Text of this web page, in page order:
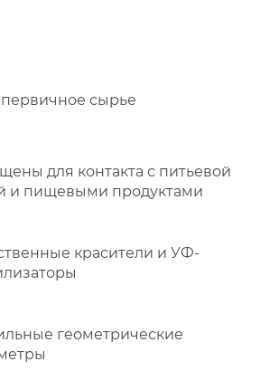
первичное сырье
для контакта с питьевой
и пищевыми продуктами
красители и УФ-
геометрические